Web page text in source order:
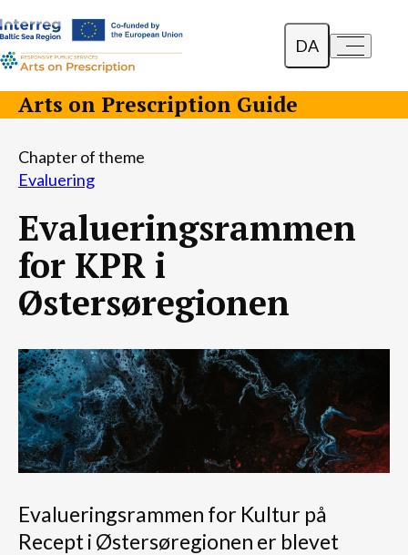
a- a+
DA
English
Arts on Prescription Guide
Chapter of theme
Evaluering
Evalueringsrammen
for KPR i
Østersøregionen
Evalueringsrammen for Kultur på
Recept i Østersøregionen er blevet